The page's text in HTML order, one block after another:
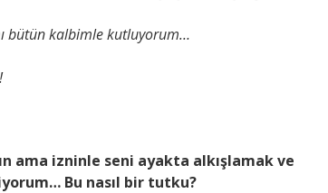
bütün kalbimle kutluyorum…
ama izninle seni ayakta alkışlamak ve
Bu nasıl bir tutku?